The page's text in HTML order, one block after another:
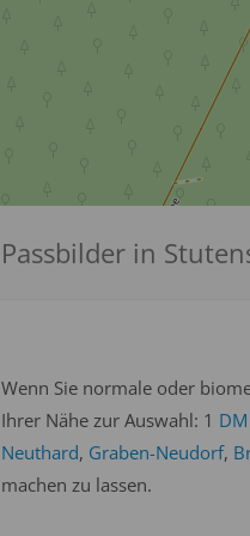
Passbilder in
Wenn Sie normale oder
Ihrer Nähe zur Auswahl: 1
Neuthard, Graben-Neudorf,
machen zu lassen.